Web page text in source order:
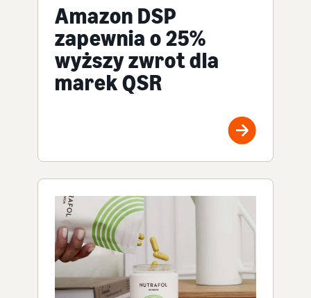
Amazon DSP
zapewnia o 25%
wyższy zwrot dla
marek QSR